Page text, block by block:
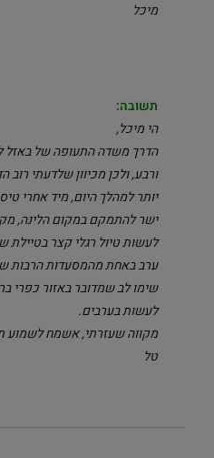
מיכל
תשובה:
הי מיכל,
הדרך משדה התעופה של באזל
ורבע, ולכן מכיוון שלדעתי
יותר למהלך היום, מיד אחרי
ישר להתמקם במקום הלינה,
לעשות טיול רגלי קצר
ערב באחת מהמסעדות הרבות
שימו לב שמדובר באזור כפרי
לעשות בערבים.
מקווה שעזרתי, אשמח לשמוע
טל